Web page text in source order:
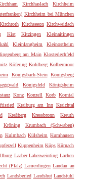
Kirchhaslach
Kirchheim
Kirchheim bei München
Kirchroth Kirchseeon Kirchweidach
Kist Kitzingen
Kleinaitingen
Kleinlangheim
Kleinostheim
am Main Klosterlechfeld
Köfering Kohlberg Kolbermoor
Königsbach-Stein
Königsberg
Königsfeld
Königsheim
Konz Konzell Korb Korntal
Kraiburg am Inn Kraichtal
Kreßberg Kressbronn
Kreuth
Kröning
Krumbach (Schwaben)
Kulmbach Külsheim Kumhausen
Kuppenheim Küps Kürnach
Laaber Laberweinting Lachen
(Pfalz) Lamerdingen Landau an
Landsberied Landshut Landstuhl